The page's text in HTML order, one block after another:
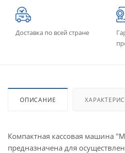
Доставка по всей стране
ОПИСАНИЕ
Компактная кассовая машина
предназначена для